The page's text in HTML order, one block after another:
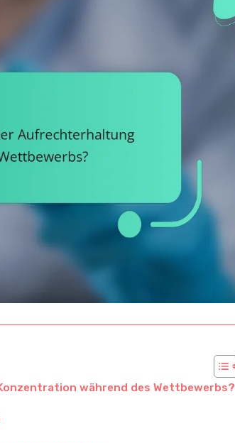
während des Wettbewerbs?